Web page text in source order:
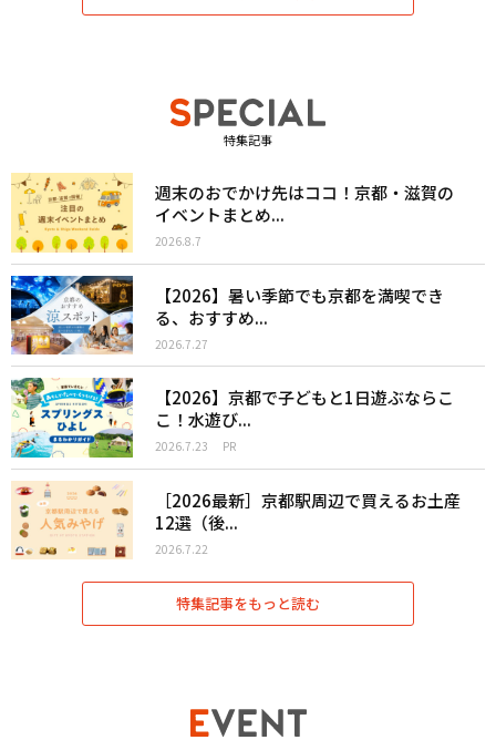
特集記事
週末のおでかけ先はココ！京都・滋賀の
イベントまとめ...
2026.8.7
【2026】暑い季節でも京都を満喫でき
る、おすすめ...
2026.7.27
【2026】京都で子どもと1日遊ぶならこ
こ！水遊び...
2026.7.23 PR
［2026最新］京都駅周辺で買えるお土産
12選（後...
2026.7.22
特集記事をもっと読む